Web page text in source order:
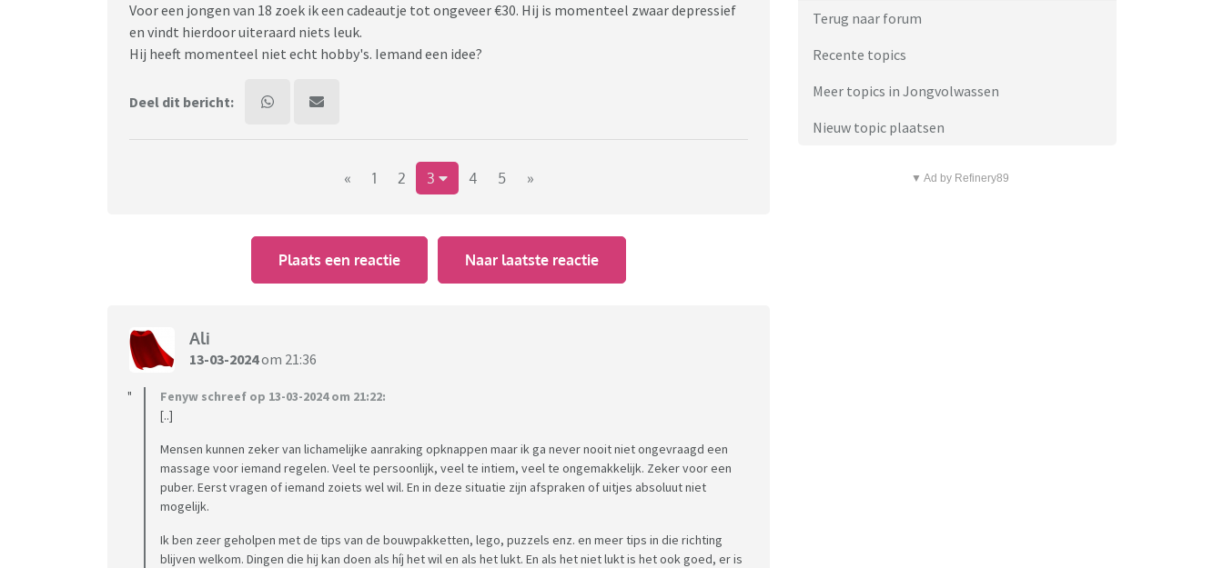
Voor een jongen van 18 zoek ik een cadeautje tot ongeveer €30. Hij is momenteel zwaar depressief
en vindt hierdoor uiteraard niets leuk.
Hij heeft momenteel niet echt hobby's. Iemand een idee?
Deel dit bericht:
« 1 2 3 4 5 »
Plaats een reactie Naar laatste reactie
Ali
13-03-2024om 21:36
Fenyw schreef op 13-03-2024 om 21:22:
[..]
Mensen kunnen zeker van lichamelijke aanraking opknappen maar ik ga never nooit niet ongevraagd een
massage voor iemand regelen. Veel te persoonlijk, veel te intiem, veel te ongemakkelijk. Zeker voor een
puber. Eerst vragen of iemand zoiets wel wil. En in deze situatie zijn afspraken of uitjes absoluut niet
mogelijk.
Ik ben zeer geholpen met de tips van de bouwpakketten, lego, puzzels enz. en meer tips in die richting
blijven welkom. Dingen die hij kan doen als híj het wil en als het lukt. En als het niet lukt is het ook goed, er is
Terug naar forum
Recente topics
Meer topics in Jongvolwassen
Nieuw topic plaatsen
▼ Ad by Refinery89